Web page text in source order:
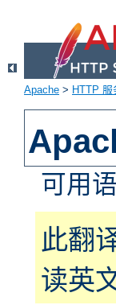
Apache > HTTP 服
可用
此翻
读英